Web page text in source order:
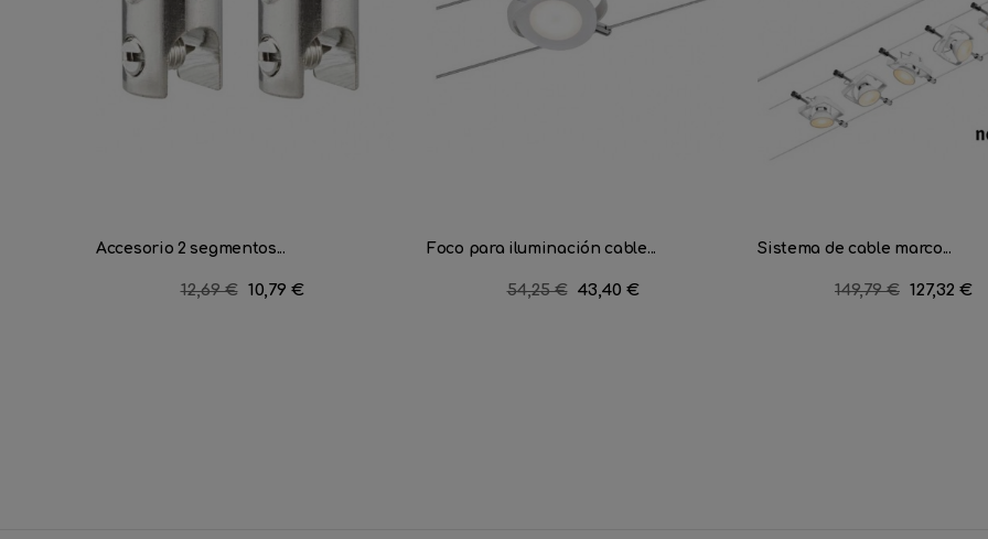
Accesorio 2 segmentos...
Precio
12,69 € Precio
10,79 €
Foco para iluminación cable...
Precio
54,25 € Precio
43,40 €
Sistema de cable marco...
Precio
149,79 € Precio
127,32 €